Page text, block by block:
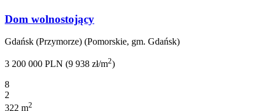
Dom wolnostojący
Gdańsk (Przymorze) (Pomorskie, gm. Gdańsk)
3 200 000 PLN (9 938 zł/m2)
8
2
322 m2